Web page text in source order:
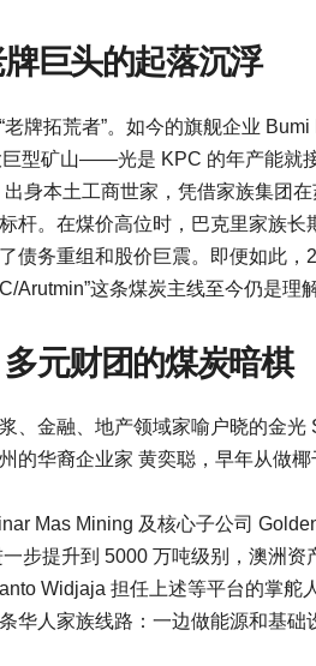
巨头的起落沉浮
牌拓荒者”。如今的旗舰企业
型矿山——光是 KPC 的年产能就
身本土工商世家，凭借家族集团
杆。在煤价高位时，巴克里家族
债务重组和股价巨震。即便如此
这条煤炭主线至今仍是理
元财团的煤炭暗棋
、金融、地产领域家喻户晓的金
的华裔企业家 黄奕聪，早年从做
Mas Mining 及核心子公司
步提升到 5000 万吨级别，澳洲
Widjaja 担任上述等平台的掌
华人家族线路：一边做能源和基